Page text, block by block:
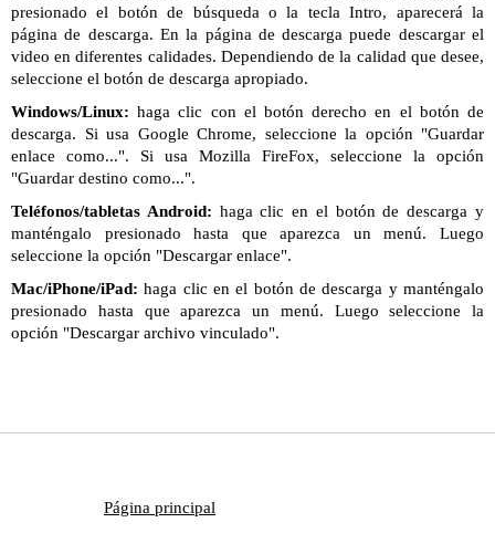
presionado el botón de búsqueda o la tecla Intro, aparecerá la
página de descarga. En la página de descarga puede descargar el
video en diferentes calidades. Dependiendo de la calidad que desee,
seleccione el botón de descarga apropiado.
Windows/Linux: haga clic con el botón derecho en el botón de
descarga. Si usa Google Chrome, seleccione la opción "Guardar
enlace como...". Si usa Mozilla FireFox, seleccione la opción
"Guardar destino como...".
Teléfonos/tabletas Android: haga clic en el botón de descarga y
manténgalo presionado hasta que aparezca un menú. Luego
seleccione la opción "Descargar enlace".
Mac/iPhone/iPad: haga clic en el botón de descarga y manténgalo
presionado hasta que aparezca un menú. Luego seleccione la
opción "Descargar archivo vinculado".
Página principal